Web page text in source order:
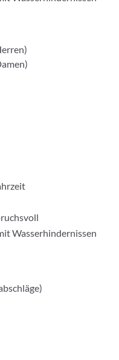
Wasserhindernissen